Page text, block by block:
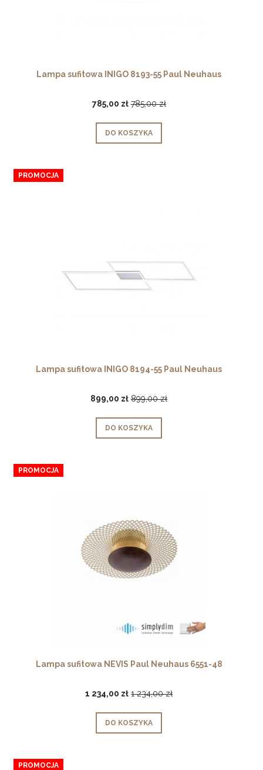
Lampa sufitowa INIGO 8193-55 Paul Neuhaus
785,00 zł 785,00 zł
DO KOSZYKA
Lampa sufitowa INIGO 8194-55 Paul Neuhaus
899,00 zł 899,00 zł
DO KOSZYKA
PROMOCJA
Lampa sufitowa NEVIS Paul Neuhaus 6551-48
1 234,00 zł 1 234,00 zł
DO KOSZYKA
PROMOCJA
PROMOCJA